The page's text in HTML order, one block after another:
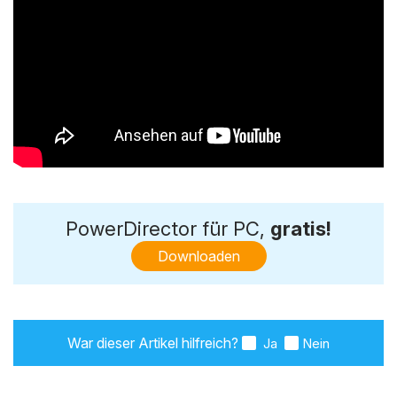
PowerDirector für PC, gratis!
Downloaden
War dieser Artikel hilfreich? Ja Nein